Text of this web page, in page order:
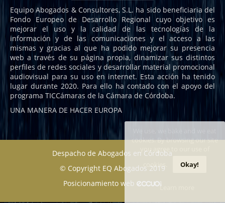
cookies. By browsing our site
you agree to our use of
cookies.
Okay!
Learn more
Equipo Abogados & Consultores, S.L. ha sido beneficiaria del
Fondo Europeo de Desarrollo Regional cuyo objetivo es
mejorar el uso y la calidad de las tecnologías de la
información y de las comunicaciones y el acceso a las
mismas y gracias al que ha podido mejorar su presencia
web a través de su página propia, dinamizar sus distintos
perfiles de redes sociales y desarrollar material promocional
audiovisual para su uso en internet. Esta acción ha tenido
lugar durante 2020. Para ello ha contado con el apoyo del
programa TICCámaras de la Cámara de Córdoba.
UNA MANERA DE HACER EUROPA
Despacho de Abogados en Córdoba
© Copyright EQ Abogados 2019
Posicionamiento web